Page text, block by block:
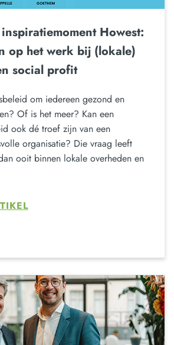
Howest:
op het werk bij (lokale)
social profit
om iedereen gezond en
Of is het meer? Kan een
ook dé troef zijn van een
organisatie? Die vraag leeft
ooit binnen lokale overheden en